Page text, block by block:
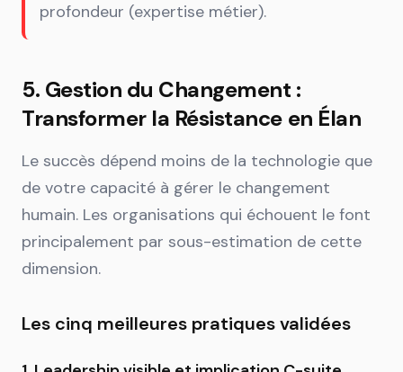
profondeur (expertise métier).
5. Gestion du Changement :
Transformer la Résistance en Élan
Le succès dépend moins de la technologie que
de votre capacité à gérer le changement
humain. Les organisations qui échouent le font
principalement par sous-estimation de cette
dimension.
Les cinq meilleures pratiques validées